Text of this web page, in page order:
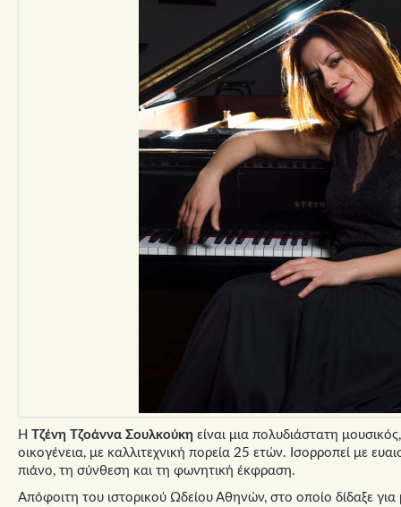
Η Τζένη Τζοάννα Σουλκούκη είναι μια πολυδιάστατη
οικογένεια, με καλλιτεχνική πορεία 25 ετών. Ισορροπεί με
πιάνο, τη σύνθεση και τη φωνητική έκφραση.
Απόφοιτη του ιστορικού Ωδείου Αθηνών, στο οποίο δίδαξε για